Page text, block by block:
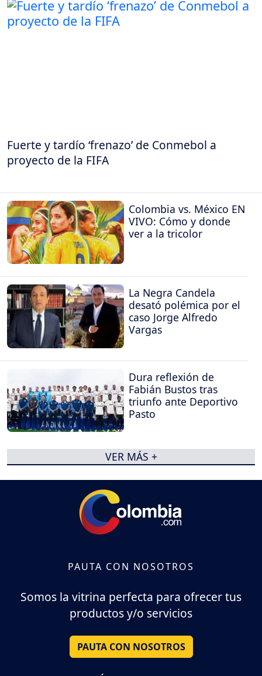
Fuerte y tardío ‘frenazo’ de Conmebol a
proyecto de la FIFA
Colombia vs. México EN
VIVO: Cómo y donde
ver a la tricolor
La Negra Candela
desató polémica por el
caso Jorge Alfredo
Vargas
Dura reflexión de
Fabián Bustos tras
triunfo ante Deportivo
Pasto
VER MÁS +
PAUTA CON NOSOTROS
Somos la vitrina perfecta para ofrecer tus
productos y/o servicios
PAUTA CON NOSOTROS